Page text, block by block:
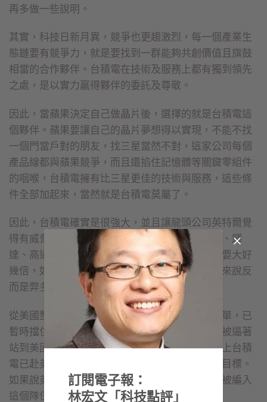
再多做一些說明。
其實，科技日新月異，競爭也更趨激烈，每一個產業生
態鏈要有競爭力，就是要找到一群能夠共創價值且旗鼓
相當的合作夥伴。台積電在技術及服務上都有獨到領先
之處，是以實力贏得夥伴的委託及尊敬。
因此，當蘋果決定自己做晶片後，選擇的就是台積電這
個夥伴。蘋果要讓自己的晶片夢想得以實現，不能不找
一個門當戶對的朋友，找三星當然不對，這家公司每個
產品線都與蘋果競爭，而且還掐住記憶體等關鍵零組件
的咽喉，台積電擁有比三星更佳的技術與服務，這些條
件全部加起來，當然就是台積電莫屬了。
因此，台積電確實是很強大，並且讓龍頭公司英特爾覺
得有威脅，但問題是，台積電也幫了蘋果、超微、輝
達、高通等公司大忙，這些產業加起來比英特爾要大好
幾倍，如果美國真的要打擊台積電，對美國整體來說反
而是弊多於利。
從美國整體產業利益來看，美國隊長禁止華為下單，已
暫時擋住中國半導體及科技業的進展，台積電也被逼著
站到美國這一邊，為更多美國企業生產晶片，加上台積
電已赴美設廠，美國幾乎實現了完全制霸中國的目標。
如果說美國是全球半導體隊長，那麼台積電早就被編入
這個隊伍中。
訂閱電子報：
林宏文「科技點評」